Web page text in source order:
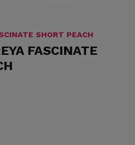
SHORT PEACH
FASCINATE